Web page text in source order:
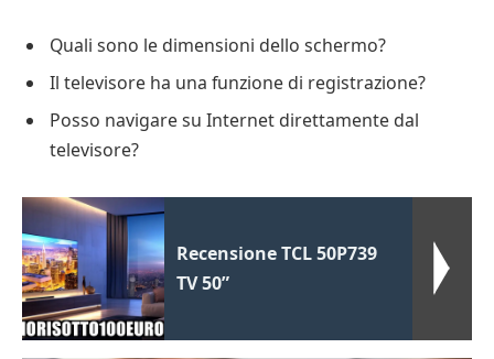
Quali sono le dimensioni dello schermo?
Il televisore ha una funzione di registrazione?
Posso navigare su Internet direttamente dal
televisore?
Recensione TCL 50P739
TV 50”